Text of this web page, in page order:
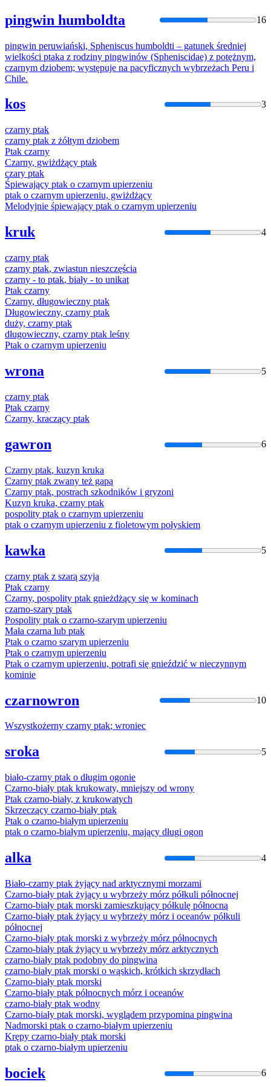
pingwin humboldta 16
pingwin peruwiański, Spheniscus humboldti – gatunek średniej
wielkości ptaka z rodziny pingwinów (Spheniscidae) z potężnym,
czarnym dziobem; występuje na pacyficznych wybrzeżach Peru i
Chile.
kos 3
czarny ptak
czarny ptak z żółtym dziobem
Ptak czarny
Czarny, gwiżdżący ptak
czary ptak
Śpiewający ptak o czarnym upierzeniu
ptak o czarnym upierzeniu, gwiżdżący
Melodyjnie śpiewający ptak o czarnym upierzeniu
kruk 4
czarny ptak
czarny ptak, zwiastun nieszczęścia
czarny - to ptak, biały - to unikat
Ptak czarny
Czarny, długowieczny ptak
Długowieczny, czarny ptak
duży, czarny ptak
długowieczny, czarny ptak leśny
Ptak o czarnym upierzeniu
wrona 5
czarny ptak
Ptak czarny
Czarny, kraczący ptak
gawron 6
Czarny ptak, kuzyn kruka
Czarny ptak zwany też gapą
Czarny ptak, postrach szkodników i gryzoni
Kuzyn kruka, czarny ptak
pospolity ptak o czarnym upierzeniu
ptak o czarnym upierzeniu z fioletowym połyskiem
kawka 5
czarny ptak z szarą szyją
Ptak czarny
Czarny, pospolity ptak gnieżdżący się w kominach
czarno-szary ptak
Pospolity ptak o czarno-szarym upierzeniu
Mała czarna lub ptak
Ptak o czarno szarym upierzeniu
Ptak o czarnym upierzeniu
Ptak o czarnym upierzeniu, potrafi się gnieździć w nieczynnym
kominie
czarnowron 10
Wszystkożerny czarny ptak; wroniec
sroka 5
biało-czarny ptak o długim ogonie
Czarno-biały ptak krukowaty, mniejszy od wrony
Ptak czarno-biały, z krukowatych
Skrzeczący czarno-biały ptak
Ptak o czarno-białym upierzeniu
ptak o czarno-białym upierzeniu, mający długi ogon
alka 4
Biało-czarny ptak żyjący nad arktycznymi morzami
Czarno-biały ptak żyjący u wybrzeży mórz półkuli północnej
Czarno-biały ptak morski zamieszkujący półkulę północną
Czarno-biały ptak żyjący u wybrzeży mórz i oceanów półkuli
północnej
Czarno-biały ptak morski z wybrzeży mórz północnych
Czarno-biały ptak żyjący u wybrzeży mórz arktycznych
czarno-biały ptak podobny do pingwina
czarno-biały ptak morski o wąskich, krótkich skrzydłach
Czarno-biały ptak morski
Czarno-biały ptak północnych mórz i oceanów
czarno-biały ptak wodny
Czarno-biały ptak morski, wyglądem przypomina pingwina
Nadmorski ptak o czarno-białym upierzeniu
Krępy czarno-biały ptak morski
ptak o czarno-białym upierzeniu
bociek 6